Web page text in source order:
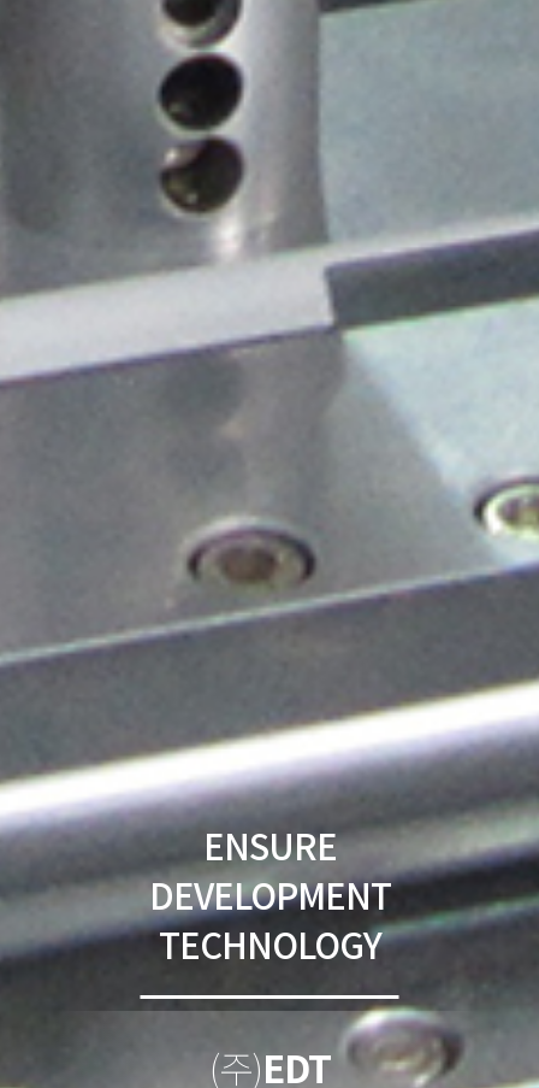
ENSURE
DEVELOPMENT
TECHNOLOGY